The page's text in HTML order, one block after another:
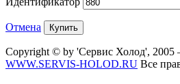
Отмена
Copyright © by 'Сервис Холод', 2005
WWW.SERVIS-HOLOD.RU Все